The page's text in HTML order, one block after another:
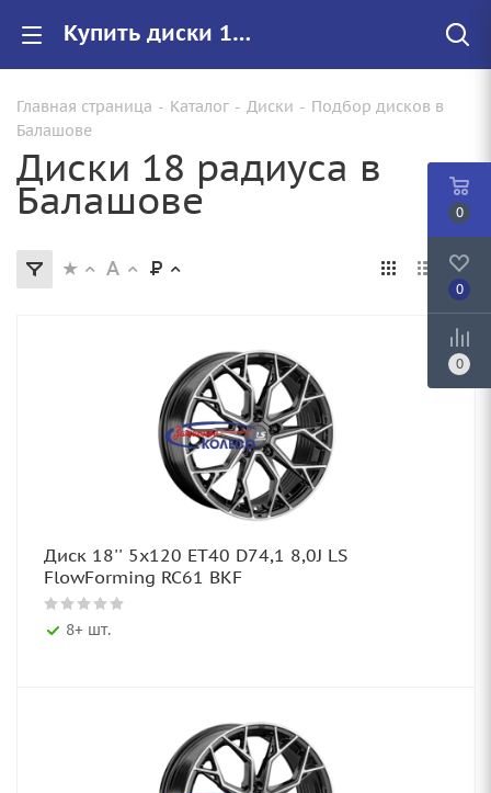
Купить диски 18 радиуса в Балашове, литые и штампованные диски R18
Главная страница - Каталог - Диски - Подбор дисков в
Балашове
Диски 18 радиуса в
Балашове
Диск 18'' 5x120 ET40 D74,1 8,0J LS
FlowForming RC61 BKF
8+ шт.
0
0
0